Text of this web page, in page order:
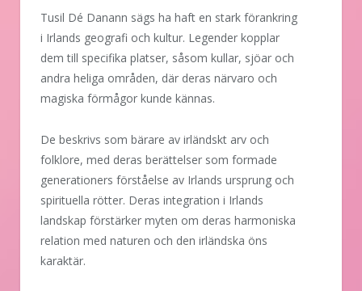
Tusil Dé Danann sägs ha haft en stark förankring
i Irlands geografi och kultur. Legender kopplar
dem till specifika platser, såsom kullar, sjöar och
andra heliga områden, där deras närvaro och
magiska förmågor kunde kännas.
De beskrivs som bärare av irländskt arv och
folklore, med deras berättelser som formade
generationers förståelse av Irlands ursprung och
spirituella rötter. Deras integration i Irlands
landskap förstärker myten om deras harmoniska
relation med naturen och den irländska öns
karaktär.